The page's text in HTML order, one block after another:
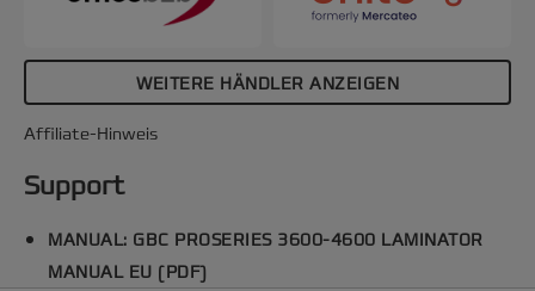
WEITERE HÄNDLER ANZEIGEN
Affiliate-Hinweis
Support
MANUAL: GBC PROSERIES 3600-4600 LAMINATOR
MANUAL EU (PDF)